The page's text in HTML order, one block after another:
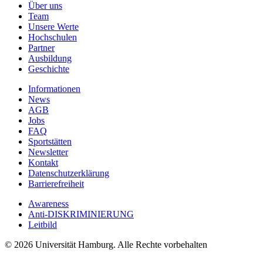
Über uns
Team
Unsere Werte
Hochschulen
Partner
Ausbildung
Geschichte
Informationen
News
AGB
Jobs
FAQ
Sportstätten
Newsletter
Kontakt
Datenschutzerklärung
Barrierefreiheit
Awareness
Anti-DISKRIMINIERUNG
Leitbild
© 2026 Universität Hamburg. Alle Rechte vorbehalten